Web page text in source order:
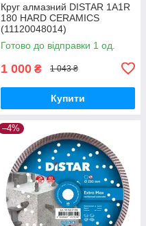
Круг алмазний DISTAR 1A1R
180 HARD CERAMICS
(11120048014)
Готово до відправки 1 од.
1 000 ₴ 1 043 ₴
Купити
–4%